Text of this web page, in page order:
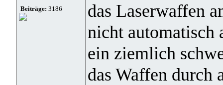
Beiträge: 3186
das Laserwaffen
nicht automatisch
ein ziemlich
das Waffen durch